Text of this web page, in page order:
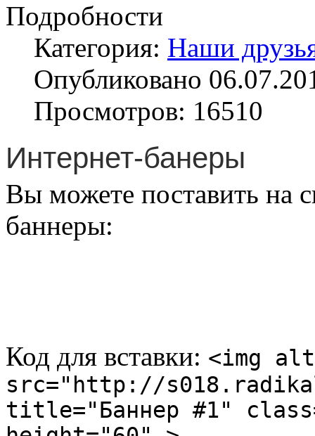
Подробности
Категория: Наши
Опубликовано
Просмотров: 16510
Интернет-банеры
Вы можете поставить на
баннеры:
Код для вставки: <img
src="http://
title="Баннер #1"